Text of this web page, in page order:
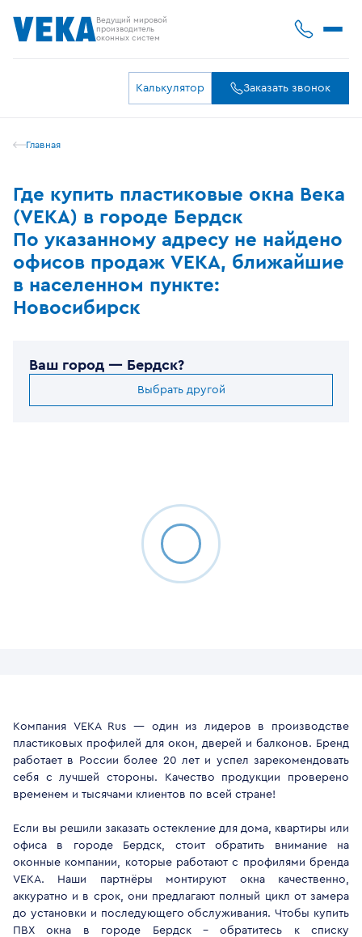
Ведущий мировой
производитель
оконных систем
Калькулятор Заказать звонок
Главная
Где купить пластиковые окна Века
(VEKA) в городе Бердск
По указанному адресу не найдено
офисов продаж VEKA, ближайшие
в населенном пункте:
Новосибирск
Ваш город — Бердск?
Выбрать другой
Компания VEKA Rus — один из лидеров в производстве
пластиковых профилей для окон, дверей и балконов. Бренд
работает в России более 20 лет и успел зарекомендовать
себя с лучшей стороны. Качество продукции проверено
временем и тысячами клиентов по всей стране!
Если вы решили заказать остекление для дома, квартиры или
офиса в городе Бердск, стоит обратить внимание на
оконные компании, которые работают с профилями бренда
VEKA. Наши партнёры монтируют окна качественно,
аккуратно и в срок, они предлагают полный цикл от замера
до установки и последующего обслуживания. Чтобы купить
ПВХ окна в городе Бердск - обратитесь к списку